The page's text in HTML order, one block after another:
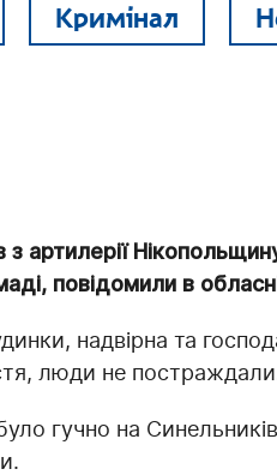
Кримінал
з артилерії
повідомили в
надвірна та
люди не
гучно на